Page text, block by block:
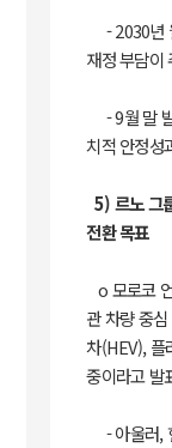
- 2030년
재정 부담이
- 9월 말
치적 안정성
5) 르노 그
전환 목표
o 모로코
관 차량 중
차(HEV), 플
중이라고 발
- 아울러,